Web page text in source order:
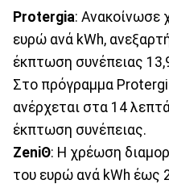
Protergia: Ανακοίνωσε
ευρώ ανά kWh,
έκπτωση συνέπειας
Στο πρόγραμμα
ανέρχεται στα 14
έκπτωση συνέπειας.
ΖeniΘ: Η χρέωση
του ευρώ ανά kWh έως